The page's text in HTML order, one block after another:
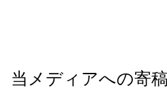
当メディアへの寄